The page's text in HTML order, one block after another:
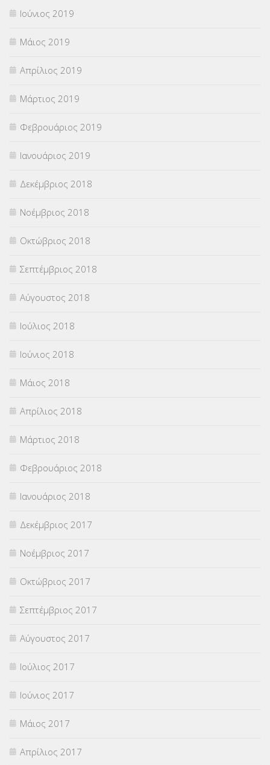
Ιούνιος 2019
Μάιος 2019
Απρίλιος 2019
Μάρτιος 2019
Φεβρουάριος 2019
Ιανουάριος 2019
Δεκέμβριος 2018
Νοέμβριος 2018
Οκτώβριος 2018
Σεπτέμβριος 2018
Αύγουστος 2018
Ιούλιος 2018
Ιούνιος 2018
Μάιος 2018
Απρίλιος 2018
Μάρτιος 2018
Φεβρουάριος 2018
Ιανουάριος 2018
Δεκέμβριος 2017
Νοέμβριος 2017
Οκτώβριος 2017
Σεπτέμβριος 2017
Αύγουστος 2017
Ιούλιος 2017
Ιούνιος 2017
Μάιος 2017
Απρίλιος 2017